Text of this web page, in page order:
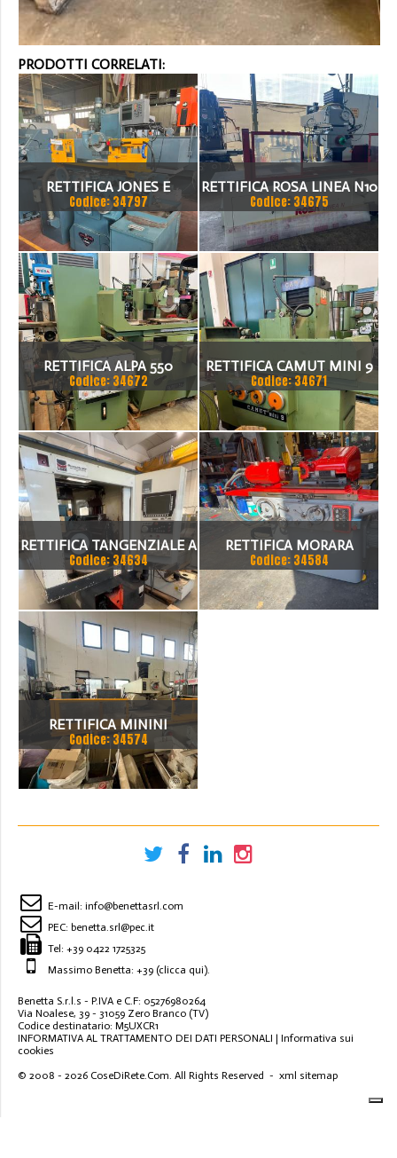
PRODOTTI CORRELATI:
RETTIFICA JONES E
SHIPMAN
Codice: 34797
RETTIFICA ROSA LINEA N10
Codice: 34675
RETTIFICA ALPA 550
Codice: 34672
RETTIFICA CAMUT MINI 9
Codice: 34671
RETTIFICA TANGENZIALE A
TAVOLA ROTANTE LODI
500
Codice: 34634
RETTIFICA MORARA
Codice: 34584
RETTIFICA MININI
TANGENZIALE
Codice: 34574
E-mail: info@benettasrl.com
PEC: benetta.srl@pec.it
Tel: +39 0422 1725325
Massimo Benetta: +39 (clicca qui).
Benetta S.r.l.s - P.IVA e C.F: 05276980264
Via Noalese, 39 - 31059 Zero Branco (TV)
Codice destinatario: M5UXCR1
INFORMATIVA AL TRATTAMENTO DEI DATI PERSONALI | Informativa sui
cookies
© 2008 - 2026 CoseDiRete.Com. All Rights Reserved - xml sitemap